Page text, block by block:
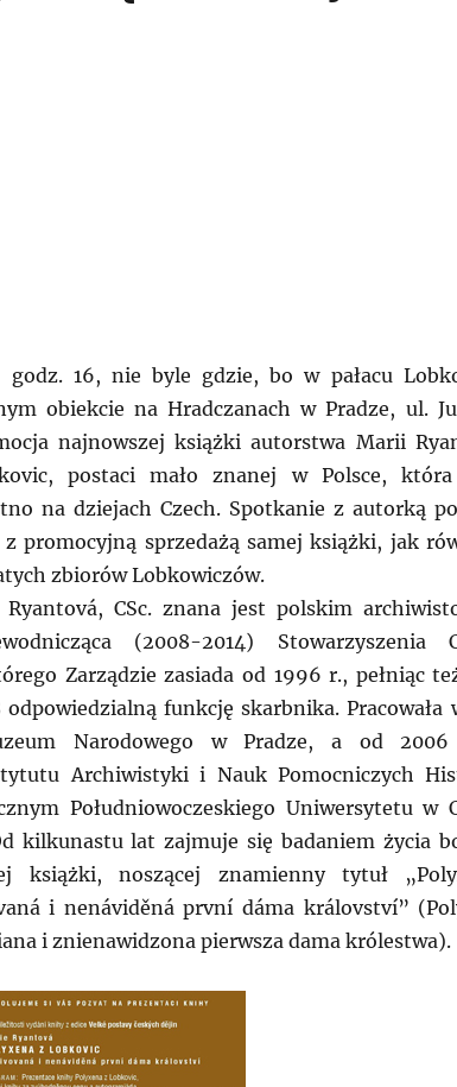
16, nie byle gdzie, bo w pałacu
obiekcie na Hradczanach w Pradze, ul.
najnowszej książki autorstwa Marii
postaci mało znanej w Polsce,
na dziejach Czech. Spotkanie z autorką
z promocyjną sprzedażą samej książki, jak
zbiorów Lobkowiczów.
Ryantová, CSc. znana jest polskim
(2008-2014) Stowarzyszenia
Zarządzie zasiada od 1996 r., pełniąc
funkcję skarbnika. Pracowała
Narodowego w Pradze, a od
Archiwistyki i Nauk Pomocniczych
Południowoczeskiego Uniwersytetu w
kilkunastu lat zajmuje się badaniem życia
książki, noszącej znamienny tytuł
i nenáviděná první dáma království”
i znienawidzona pierwsza dama królestwa).